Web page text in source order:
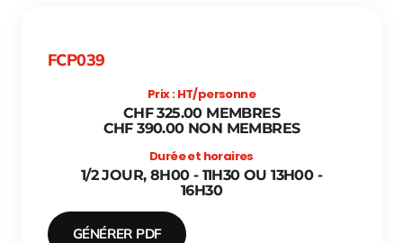
FCP039
Prix : HT/personne
CHF 325.00 MEMBRES
CHF 390.00 NON MEMBRES
Durée et horaires
1/2 JOUR, 8H00 - 11H30 OU 13H00 -
16H30
GÉNÉRER PDF